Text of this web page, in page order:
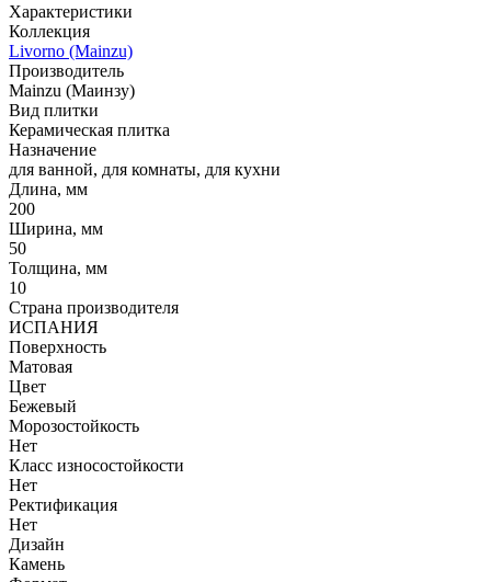
Характеристики
Коллекция
Livorno (Mainzu)
Производитель
Mainzu (Маинзу)
Вид плитки
Керамическая плитка
Назначение
для ванной, для комнаты, для кухни
Длина, мм
200
Ширина, мм
50
Толщина, мм
10
Страна производителя
ИСПАНИЯ
Поверхность
Матовая
Цвет
Бежевый
Морозостойкость
Нет
Класс износостойкости
Нет
Ректификация
Нет
Дизайн
Камень